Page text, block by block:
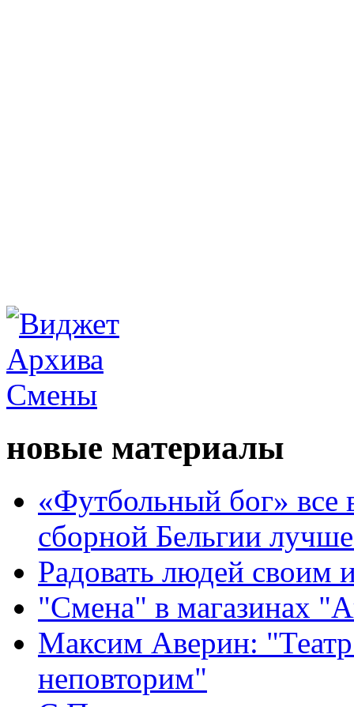
новые материалы
«Футбольный бог» все
сборной Бельгии
Радовать людей своим
"Смена" в магазинах
Максим Аверин:
неповторим"